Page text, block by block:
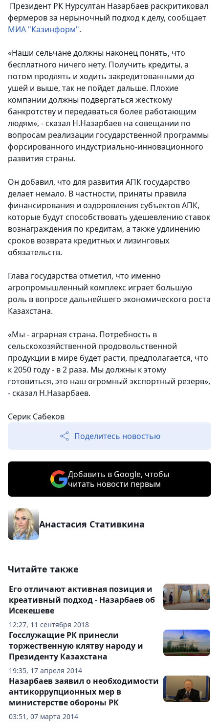
Президент РК Нурсултан Назарбаев раскритиковал
фермеров за нерыночный подход к делу, сообщает
МИА "Казинформ".
«Наши сельчане должны наконец понять, что
бесплатного ничего нету. Получить кредиты, а
потом продлять и ходить закредитованными до
ушей и выше, так не пойдет дальше. Плохие
компании должны подвергаться жесткому
банкротству и передаваться более работающим
людям», - сказал Н.Назарбаев на совещании по
вопросам реализации государственной программы
форсированного индустриально-инновационного
развития страны.
Он добавил, что для развития АПК государство
делает немало. В частности, приняты правила
финансирования и оздоровления субъектов АПК,
которые будут способствовать удешевлению ставок
вознаграждения по кредитам, а также удлинению
сроков возврата кредитных и лизинговых
обязательств.
Глава государства отметил, что именно
агропромышленный комплекс играет большую
роль в вопросе дальнейшего экономического роста
Казахстана.
«Мы - аграрная страна. Потребность в
сельскохозяйственной продовольственной
продукции в мире будет расти, предполагается, что
к 2050 году - в 2 раза. Мы должны к этому
готовиться, это наш огромный экспортный резерв»,
- сказал Н.Назарбаев.
Серик Сабеков
Поделитесь новостью
Добавить в Google, чтобы
читать новости первым
Анастасия Стативкина
Читайте также
12:27, 11 сентября 2018
Его отличают активная позиция и
креативный подход - Назарбаев об
Исекешеве
19:35, 17 апреля 2014
Госслужащие РК принесли
торжественную клятву народу и
Президенту Казахстана
03:51, 07 марта 2014
Назарбаев заявил о необходимости
антикоррупционных мер в
министерстве обороны РК